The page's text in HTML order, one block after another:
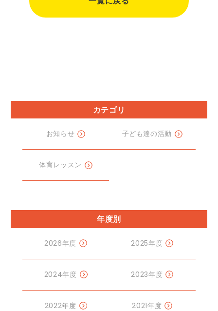
カテゴリ
お知らせ 子ども達の活動
体育レッスン
年度別
2026年度 2025年度
2024年度 2023年度
2022年度 2021年度